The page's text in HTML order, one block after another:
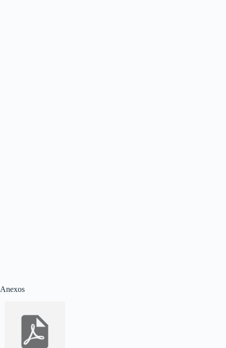
Anexos